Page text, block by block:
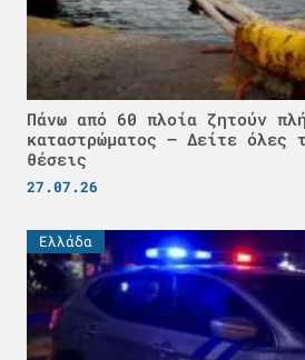
Πάνω από 60 πλοία ζητούν
καταστρώματος – Δείτε όλες
θέσεις
27.07.26
Ελλάδα